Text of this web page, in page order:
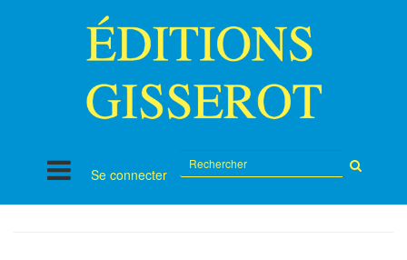
Se connecter
sur